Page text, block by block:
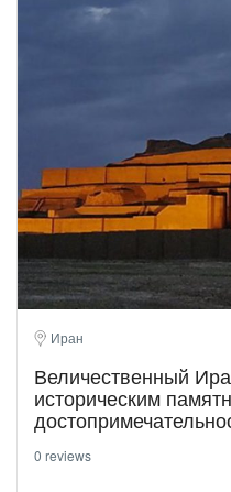
Иран
Величественный
историческим
0 reviews